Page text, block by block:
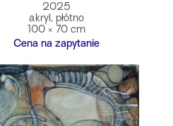
2025
akryl, płótno
100 × 70 cm
Cena na zapytanie